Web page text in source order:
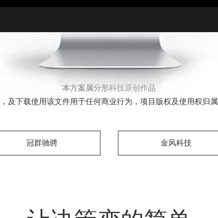
本方案属分形科技原创作品
及下载使用该文件用于任何商业行为，项目版权及使用权归
冠群驰骋 金风科技